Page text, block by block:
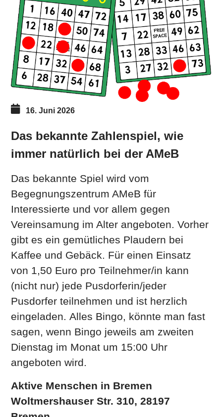
16. Juni 2026
Das bekannte Zahlenspiel, wie
immer natürlich bei der AMeB
Das bekannte Spiel wird vom
Begegnungszentrum AMeB für
Interessierte und vor allem gegen
Vereinsamung im Alter angeboten. Vorher
gibt es ein gemütliches Plaudern bei
Kaffee und Gebäck. Für einen Einsatz
von 1,50 Euro pro Teilnehmer/in kann
(nicht nur) jede Pusdorferin/jeder
Pusdorfer teilnehmen und ist herzlich
eingeladen. Alles Bingo, könnte man fast
sagen, wenn Bingo jeweils am zweiten
Dienstag im Monat um 15:00 Uhr
angeboten wird.
Aktive Menschen in Bremen
Woltmershauser Str. 310, 28197